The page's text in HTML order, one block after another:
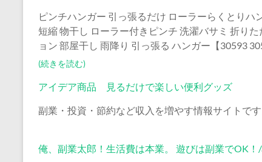
ピンチハンガー 引っ張るだけ ローラーらくとりハ
短縮 物干し ローラー付きピンチ 洗濯バサミ 折り
ョン 部屋干し 雨降り 引っ張る ハンガー【30593
(続きを読む)
アイデア商品 見るだけで楽しい便利グッズ
副業・投資・節約など収入を増やす情報サイトで
俺、副業太郎！生活費は本業。 遊びは副業でOK！